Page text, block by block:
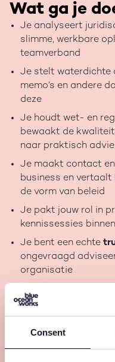
Consent
Wat ga je
Je analyseert
slimme, werkbare
teamverband
Je stelt waterdichte
memo’s en andere
deze
Je houdt wet- en
bewaakt de
naar praktisch
Je maakt contact
business en
de vorm van beleid
Je pakt jouw rol in
kennissessies
Je bent een echte
ongevraagd
organisatie
Wat heb je
Wij zoeken geen
scheiden, snel
Jij bent